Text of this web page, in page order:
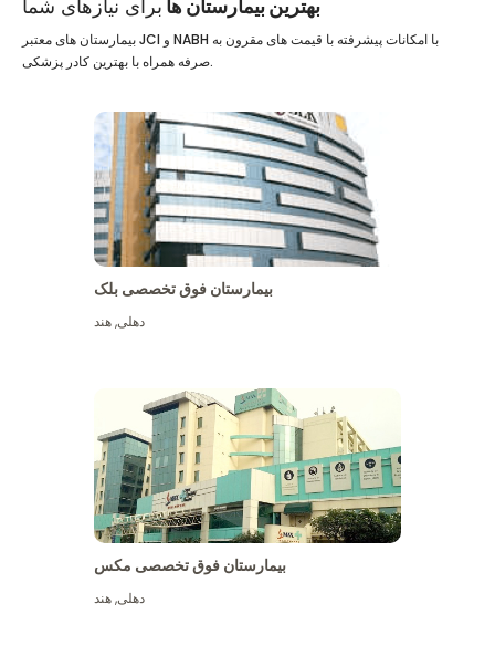
بهترین بیمارستان ها برای نیازهای شما
بیمارستان های معتبر JCI و NABH با امکانات پیشرفته با قیمت های مقرون به
صرفه همراه با بهترین کادر پزشکی.
بیمارستان فوق تخصصی بلک
دهلی,هند
بیمارستان فوق تخصصی مکس
دهلی,هند